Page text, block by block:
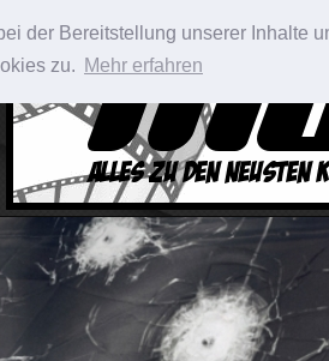
der Bereitstellung unserer Inhalte
zu. Mehr erfahren